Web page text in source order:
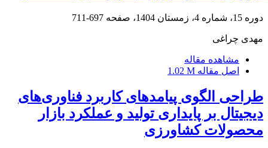
دوره 15، شماره 4، زمستان 1404، صفحه 697-711
مهدی چراغی
مشاهده مقاله
اصل مقاله 1.02 M
طراحی الگوی پیامدهای کاربرد فناوری‌های
دیجیتال بر پایداری تولید و عملکرد بازار
محصولات کشاورزی